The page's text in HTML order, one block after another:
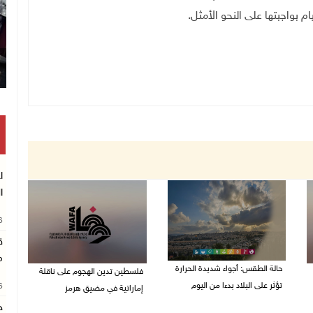
بواجبتها على النحو الأمثل.
حالة الطقس: أجواء شديدة الحرارة
تؤثر على البلاد بدءا من اليوم
فلسطين تدين الهجوم على ناقلة
إماراتية في مضيق هرمز